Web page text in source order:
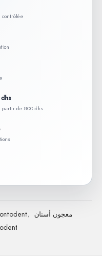
partir de 800 dhs
, معجون أسنان